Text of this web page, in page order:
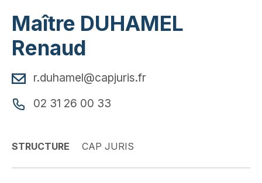
Maître DUHAMEL
Renaud
r.duhamel@capjuris.fr
02 31 26 00 33
STRUCTURE CAP JURIS